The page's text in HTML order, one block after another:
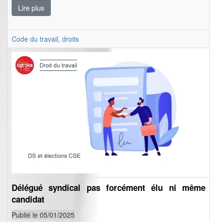
Lire plus
Code du travail, droits
Délégué syndical pas forcément élu ni même
candidat
Publié le 05/01/2025